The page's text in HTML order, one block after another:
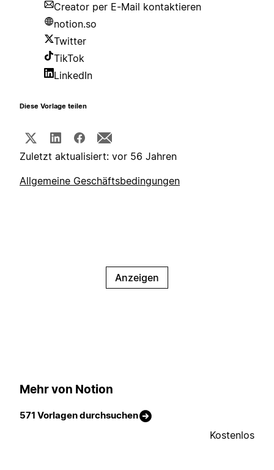
Creator per E-Mail kontaktieren
notion.so
Twitter
TikTok
LinkedIn
Diese Vorlage teilen
Zuletzt aktualisiert: vor 56 Jahren
Allgemeine Geschäftsbedingungen
Anzeigen
Mehr von Notion
571 Vorlagen durchsuchen
Kostenlos